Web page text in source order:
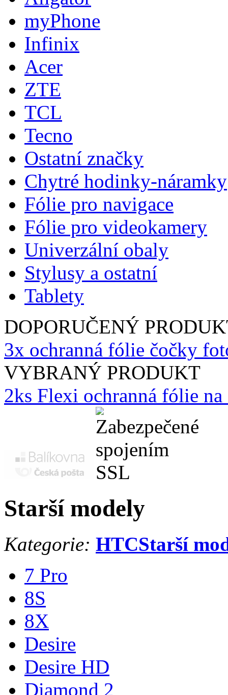
myPhone
Infinix
Acer
ZTE
TCL
Tecno
Ostatní značky
Chytré hodinky-náramky
Fólie pro navigace
Fólie pro videokamery
Univerzální obaly
Stylusy a ostatní
Tablety
DOPORUČENÝ
3x ochranná fólie čočky
VYBRANÝ PRODUKT
2ks Flexi ochranná fólie
Starší modely
Kategorie: HTCStarší
7 Pro
8S
8X
Desire
Desire HD
Diamond 2